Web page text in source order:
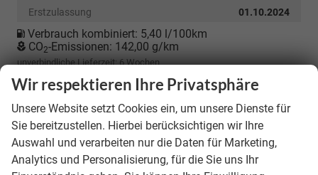
Erstzulassung
01.10.2024
Verbrauch kombiniert: 5,40 l/100km
CO2-Emissionen: 142,00 g/km
unverbindliche Lieferzeit: 6 Wochen
28.990,– €
incl. 19% MwSt.
Details
Wir respektieren Ihre Privatsphäre
Unsere Website setzt Cookies ein, um unsere Dienste für
Sie bereitzustellen. Hierbei berücksichtigen wir Ihre
Auswahl und verarbeiten nur die Daten für Marketing,
Analytics und Personalisierung, für die Sie uns Ihr